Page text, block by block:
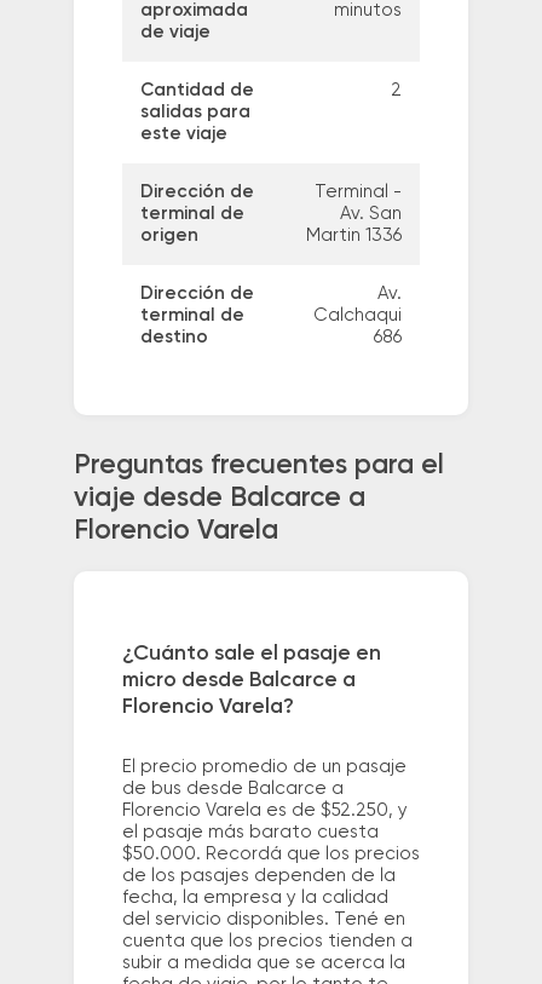
aproximada
de viaje
minutos
Cantidad de
salidas para
este viaje
2
Dirección de
terminal de
origen
Terminal -
Av. San
Martin 1336
Dirección de
terminal de
destino
Av.
Calchaqui
686
Preguntas frecuentes para el
viaje desde Balcarce a
Florencio Varela
¿Cuánto sale el pasaje en
micro desde Balcarce a
Florencio Varela?
El precio promedio de un pasaje
de bus desde Balcarce a
Florencio Varela es de $52.250, y
el pasaje más barato cuesta
$50.000. Recordá que los precios
de los pasajes dependen de la
fecha, la empresa y la calidad
del servicio disponibles. Tené en
cuenta que los precios tienden a
subir a medida que se acerca la